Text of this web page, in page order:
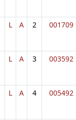
L A 2 001709
L A 3 003592
L A 4 005492